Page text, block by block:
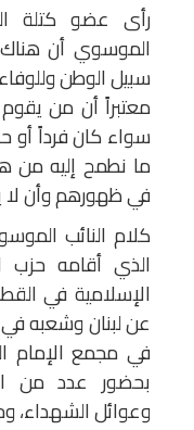
رأى عضو كتلة
الموسوي أن هناك
سبيل الوطن
معتبراً أن من
سواء كان فرداً أو
ما نطمح إليه من
في ظهورهم وأن لا
كلام النائب
الذي أقامه حزب
الإسلامية في
عن لبنان وشعبه
في مجمع الإمام
بحضور عدد من
وعوائل الشهداء،